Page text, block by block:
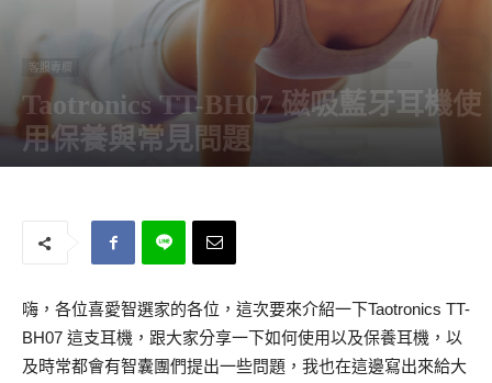
客服專欄
Taotronics TT-BH07 磁吸藍牙耳機使
用保養與常見問題
嗨，各位喜愛智選家的各位，這次要來介紹一下Taotronics TT-
BH07 這支耳機，跟大家分享一下如何使用以及保養耳機，以
及時常都會有智囊團們提出一些問題，我也在這邊寫出來給大